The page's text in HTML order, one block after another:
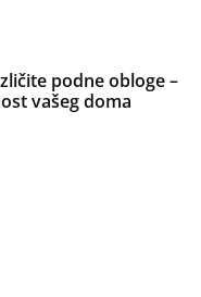
podne obloge –
vašeg doma